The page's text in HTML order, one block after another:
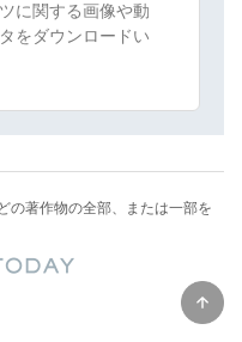
に関する画像や動
をダウンロードい
の著作物の全部、または一部を